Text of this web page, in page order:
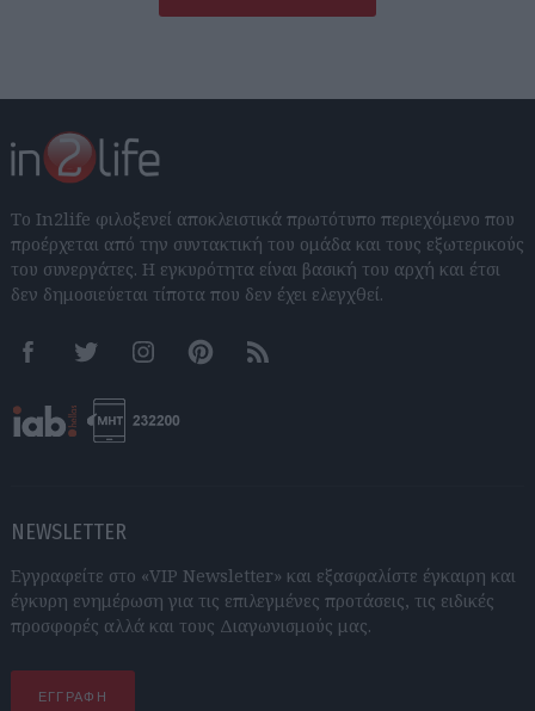
Το In2life φιλοξενεί αποκλειστικά πρωτότυπο περιεχόμενο που
προέρχεται από την συντακτική του ομάδα και τους εξωτερικούς
του συνεργάτες. Η εγκυρότητα είναι βασική του αρχή και έτσι
δεν δημοσιεύεται τίποτα που δεν έχει ελεγχθεί.
FacebookTwitter InstagramPinterestRSS feeds
NEWSLETTER
Εγγραφείτε στο «VIP Newsletter» και εξασφαλίστε έγκαιρη και
έγκυρη ενημέρωση για τις επιλεγμένες προτάσεις, τις ειδικές
προσφορές αλλά και τους Διαγωνισμούς μας.
ΕΓΓΡΑΦΗ